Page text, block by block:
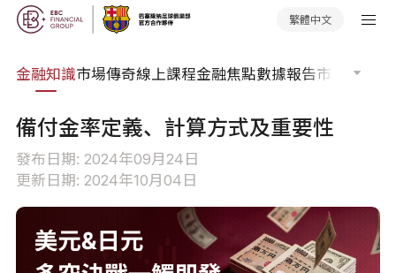
繁體中文
金融知識市場傳奇線上課程金融焦點數據報告市場分析
備付金率定義、計算方式及重要性
發布日期: 2024年09月24日
更新日期: 2024年10月04日